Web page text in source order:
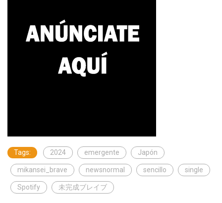
Tags: 2024 emergente Japón
mikansei_brave newsnormal sencillo single
Spotify 未完成ブレイブ